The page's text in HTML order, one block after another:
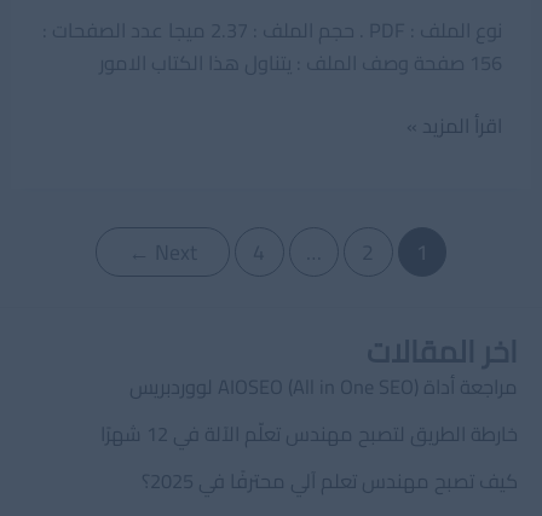
كتاب
اقرأ المزيد »
1
مراجعة أداة AIOSEO (All in One SEO) لووردبريس
خارطة الطريق لتصبح مهندس تعلّم الآلة في 12 شهرًا
كيف تصبح مهندس تعلم آلي محترفًا في 2025؟